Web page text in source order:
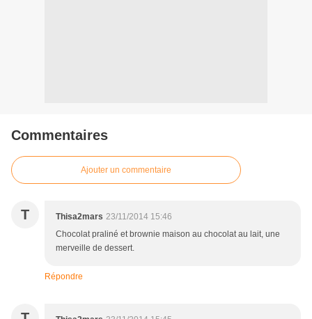
Commentaires
Ajouter un commentaire
T Thisa2mars 23/11/2014 15:46
Chocolat praliné et brownie maison au chocolat au lait, une
merveille de dessert.
Répondre